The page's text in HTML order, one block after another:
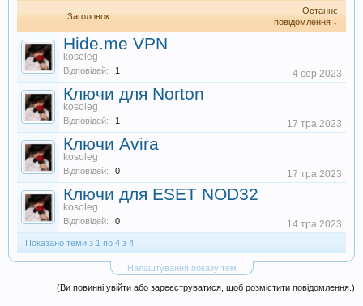
Заголовок
Останнє
повідомлення ↓
Hide.me VPN
kosoleg
Відповідей: 1 4 сер 2023
Ключи для Norton
kosoleg
Відповідей: 1 17 тра 2023
Ключи Avira
kosoleg
Відповідей: 0 17 тра 2023
Ключи для ESET NOD32
kosoleg
Відповідей: 0 14 тра 2023
Показано теми з 1 по 4 з 4
Налаштування показу тем
(Ви повинні увійти або зареєструватися, щоб розмістити повідомлення.)